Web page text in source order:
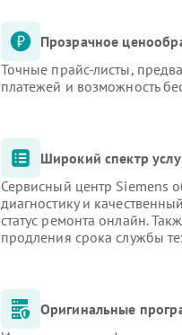
Прозрачное
Точные прайс-листы,
платежей и возможность
Широкий спектр
Сервисный центр Siemens
диагностику и
статус ремонта онлайн.
продления срока службы
Оригинальные